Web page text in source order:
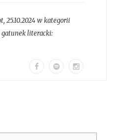
, 25.10.2024 w kategorii
gatunek literacki: